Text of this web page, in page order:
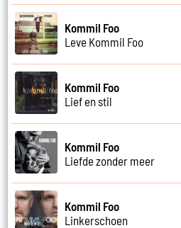
Kommil Foo
Leve Kommil Foo
Kommil Foo
Lief en stil
Kommil Foo
Liefde zonder meer
Kommil Foo
Linkerschoen